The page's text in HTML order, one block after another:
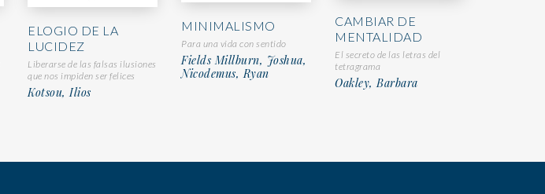
ELOGIO DE LA
LUCIDEZ
Liberarse de las falsas ilusiones
que nos impiden ser felices
Kotsou, Ilios
MINIMALISMO
Para una vida con sentido
Fields Millburn, Joshua,
Nicodemus, Ryan
CAMBIAR DE
MENTALIDAD
El secreto de las letras del
tetragrama
Oakley, Barbara